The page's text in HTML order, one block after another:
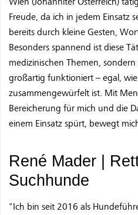
Freude, da ich in jedem Einsatz
bereits durch kleine Gesten,
Besonders spannend ist diese
medizinischen Themen,
großartig funktioniert – egal, wie
zusammengewürfelt ist. Mit
Bereicherung für mich und die
einem Einsatz spürt, bewegt
René Mader |
Suchhunde
"Ich bin seit 2016 als